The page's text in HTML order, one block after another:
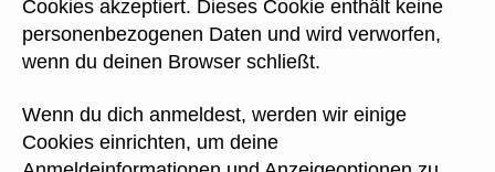
Cookies akzeptiert. Dieses Cookie enthält keine
personenbezogenen Daten und wird verworfen,
wenn du deinen Browser schließt.
Wenn du dich anmeldest, werden wir einige
Cookies einrichten, um deine